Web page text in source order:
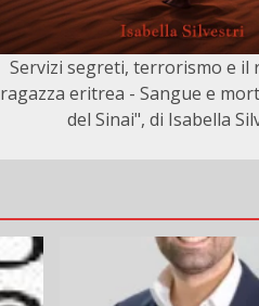
Servizi segreti, terrorismo e il
ragazza eritrea - Sangue e
del Sinai", di Isabella